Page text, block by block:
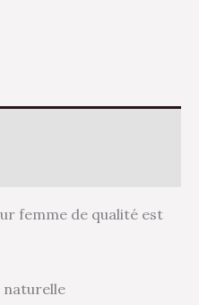
femme de qualité est
naturelle